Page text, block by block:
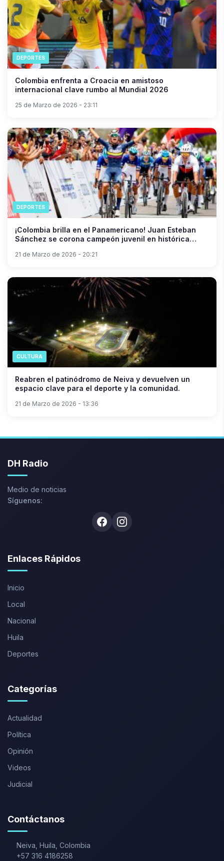
DEPORTES
Colombia enfrenta a Croacia en amistoso
internacional clave rumbo al Mundial 2026
25 de Marzo de 2026 - 23:11
DEPORTES
¡Colombia brilla en el Panamericano! Juan Esteban
Sánchez se corona campeón juvenil en histórica
21 de Marzo de 2026 - 20:21
CULTURA
Reabren el patinódromo de Neiva y devuelven un
espacio clave para el deporte y la comunidad.
21 de Marzo de 2026 - 13:36
DH Radio
Medio de noticias
Síguenos:
FacebookInstagram
Enlaces Rápidos
Inicio
Local
Nacional
Huila
Deportes
Categorías
Actualidad
Política
Opinión
Videos
Judicial
Contáctanos
Neiva Huila Colombia
+57 316 4186258